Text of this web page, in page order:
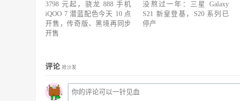
3798 元起，骁龙 888 手机
iQOO 7 潜蓝配色今天 10 点
开售，传奇版、黑境再同步
开售
没熬过一年：三星 Galaxy
S21 新皇登基，S20 系列已
停产
评论 抢沙发